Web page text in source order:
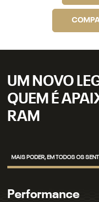
UM NOVO
QUEM É
RAM
MAIS PODER, EM TODOS OS
Potência